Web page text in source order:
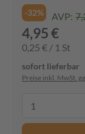
-32% AVP:
4,95 €
0,25 € / 1 St
sofort lieferbar
Preise inkl. MwSt.